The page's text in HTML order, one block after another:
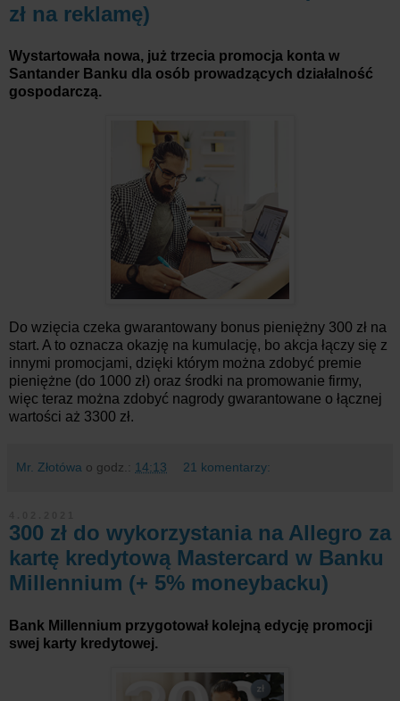
zł na reklamę)
Wystartowała nowa, już trzecia promocja konta w
Santander Banku dla osób prowadzących działalność
gospodarczą.
Do wzięcia czeka gwarantowany bonus pieniężny 300 zł na
start. A to oznacza okazję na kumulację, bo akcja łączy się z
innymi promocjami, dzięki którym można zdobyć premie
pieniężne (do 1000 zł) oraz środki na promowanie firmy,
więc teraz można zdobyć nagrody gwarantowane o łącznej
wartości aż 3300 zł.
Mr. Złotówa o godz.: 14:13 21 komentarzy:
300 zł do wykorzystania na Allegro za
kartę kredytową Mastercard w Banku
Millennium (+ 5% moneybacku)
Bank Millennium przygotował kolejną edycję promocji
swej karty kredytowej.